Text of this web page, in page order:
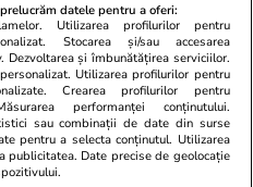
21 iul.
ale
datele pentru a oferi:
Utilizarea profilurilor pentru
Stocarea și/sau accesarea
și îmbunătățirea serviciilor.
Utilizarea profilurilor pentru
Crearea profilurilor pentru
performanței conținutului.
sau combinații de date din surse
pentru a selecta conținutul. Utilizarea
publicitatea. Date precise de geolocație